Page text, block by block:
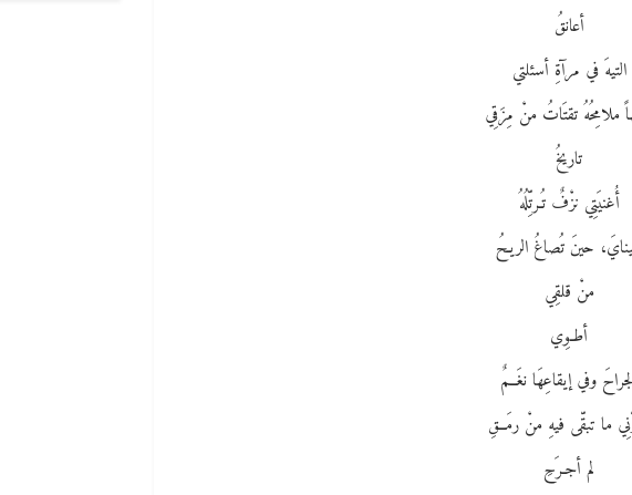
أعانقُ
التيهَ في مرآةِ أسئلتي
ملامِحُهُ تقتَاتُ منْ مِزَقِي
تاريخُ
أُغنيَتِي نزْفٌ تُـرتِّلُهُ
حينَ تُصاغُ الريـحُ
منْ قلقِي
أطـوِي
وفي إيقاعِهَا نغَــمٌ
ما تبقّى فيهِ منْ رمَــقِ
لم أجـرَحِ